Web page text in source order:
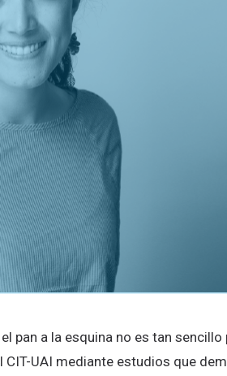
pan a la esquina no es tan sencillo
UAI mediante estudios que